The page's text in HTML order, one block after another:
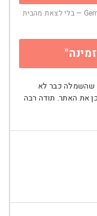
שהשמלה כבר לא
את האתר. תודה רבה